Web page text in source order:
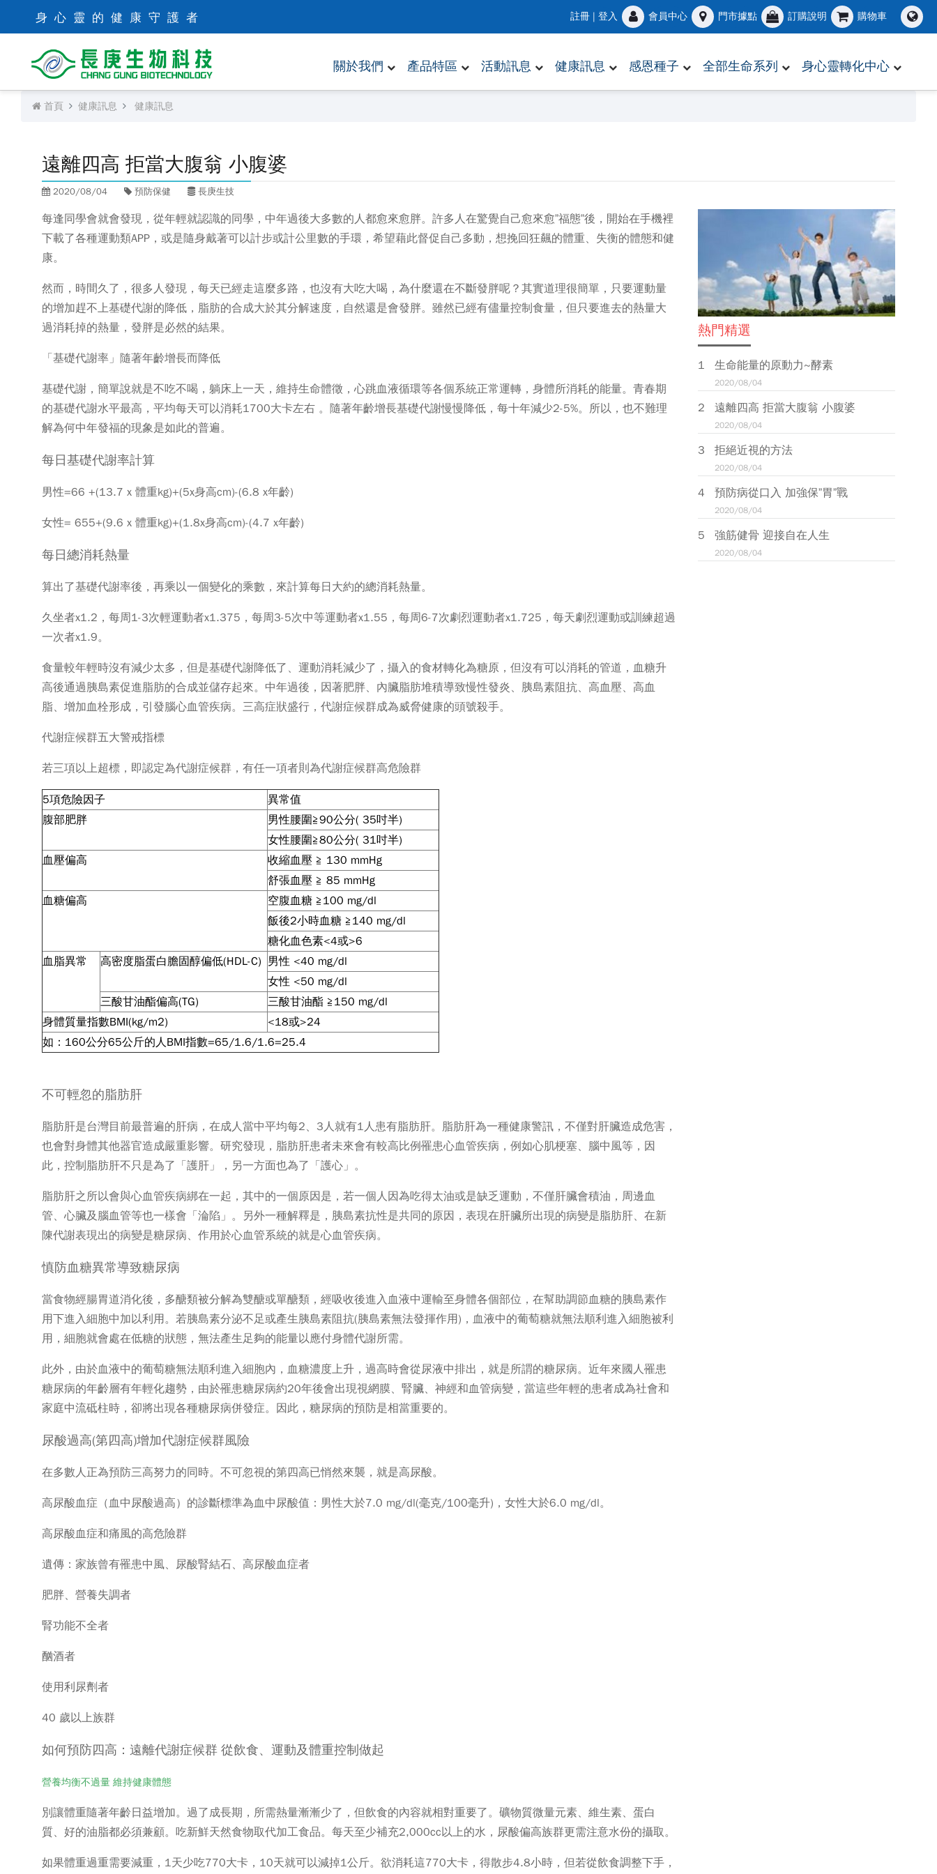
身心靈的健康守護者 註冊 | 登入 會員中心 門市據點 訂購說明 購物車
關於我們 產品特區 活動訊息 健康訊息 感恩種子 全部生命系列 身心靈轉化中心
首頁 健康訊息 健康訊息
遠離四高 拒當大腹翁 小腹婆
2020/08/04 預防保健 長庚生技
每逢同學會就會發現，從年輕就認識的同學，中年過後大多數的人都愈來愈胖。許多人在驚覺自己愈來愈”福態”後，開始在手機裡
下載了各種運動類APP，或是隨身戴著可以計步或計公里數的手環，希望藉此督促自己多動，想挽回狂飆的體重、失衡的體態和健
康。
然而，時間久了，很多人發現，每天已經走這麼多路，也沒有大吃大喝，為什麼還在不斷發胖呢？其實道理很簡單，只要運動量
的增加趕不上基礎代謝的降低，脂肪的合成大於其分解速度，自然還是會發胖。雖然已經有儘量控制食量，但只要進去的熱量大
過消耗掉的熱量，發胖是必然的結果。
「基礎代謝率」隨著年齡增長而降低
基礎代謝，簡單說就是不吃不喝，躺床上一天，維持生命體徵，心跳血液循環等各個系統正常運轉，身體所消耗的能量。青春期
的基礎代謝水平最高，平均每天可以消耗1700大卡左右 。隨著年齡增長基礎代謝慢慢降低，每十年減少2-5%。所以，也不難理
解為何中年發福的現象是如此的普遍。
每日基礎代謝率計算
男性=66 +(13.7 x 體重kg)+(5x身高cm)-(6.8 x年齡)
女性= 655+(9.6 x 體重kg)+(1.8x身高cm)-(4.7 x年齡)
每日總消耗熱量
算出了基礎代謝率後，再乘以一個變化的乘數，來計算每日大約的總消耗熱量。
久坐者x1.2，每周1-3次輕運動者x1.375，每周3-5次中等運動者x1.55，每周6-7次劇烈運動者x1.725，每天劇烈運動或訓練超過
一次者x1.9。
食量較年輕時沒有減少太多，但是基礎代謝降低了、運動消耗減少了，攝入的食材轉化為糖原，但沒有可以消耗的管道，血糖升
高後通過胰島素促進脂肪的合成並儲存起來。中年過後，因著肥胖、內臟脂肪堆積導致慢性發炎、胰島素阻抗、高血壓、高血
脂、增加血栓形成，引發腦心血管疾病。三高症狀盛行，代謝症候群成為威脅健康的頭號殺手。
代謝症候群五大警戒指標
若三項以上超標，即認定為代謝症候群，有任一項者則為代謝症候群高危險群
5項危險因子
異常值
腹部肥胖
男性腰圍≧90公分( 35吋半)
女性腰圍≧80公分( 31吋半)
血壓偏高
收縮血壓 ≧ 130 mmHg
舒張血壓 ≧ 85 mmHg
血糖偏高
空腹血糖 ≧100 mg/dl
飯後2小時血糖 ≧140 mg/dl
糖化血色素<4或>6
血脂異常
高密度脂蛋白膽固醇偏低(HDL-C) 男性 <40 mg/dl
女性 <50 mg/dl
三酸甘油酯偏高(TG)
三酸甘油酯 ≧150 mg/dl
身體質量指數BMI(kg/m2)
<18或>24
如：160公分65公斤的人BMI指數=65/1.6/1.6=25.4
不可輕忽的脂肪肝
脂肪肝是台灣目前最普遍的肝病，在成人當中平均每2、3人就有1人患有脂肪肝。脂肪肝為一種健康警訊，不僅對肝臟造成危害，
也會對身體其他器官造成嚴重影響。研究發現，脂肪肝患者未來會有較高比例罹患心血管疾病，例如心肌梗塞、腦中風等，因
此，控制脂肪肝不只是為了「護肝」，另一方面也為了「護心」。
脂肪肝之所以會與心血管疾病綁在一起，其中的一個原因是，若一個人因為吃得太油或是缺乏運動，不僅肝臟會積油，周邊血
管、心臟及腦血管等也一樣會「淪陷」。另外一種解釋是，胰島素抗性是共同的原因，表現在肝臟所出現的病變是脂肪肝、在新
陳代謝表現出的病變是糖尿病、作用於心血管系統的就是心血管疾病。
慎防血糖異常導致糖尿病
當食物經腸胃道消化後，多醣類被分解為雙醣或單醣類，經吸收後進入血液中運輸至身體各個部位，在幫助調節血糖的胰島素作
用下進入細胞中加以利用。若胰島素分泌不足或產生胰島素阻抗(胰島素無法發揮作用)，血液中的葡萄糖就無法順利進入細胞被利
用，細胞就會處在低糖的狀態，無法產生足夠的能量以應付身體代謝所需。
此外，由於血液中的葡萄糖無法順利進入細胞內，血糖濃度上升，過高時會從尿液中排出，就是所謂的糖尿病。近年來國人罹患
糖尿病的年齡層有年輕化趨勢，由於罹患糖尿病約20年後會出現視網膜、腎臟、神經和血管病變，當這些年輕的患者成為社會和
家庭中流砥柱時，卻將出現各種糖尿病併發症。因此，糖尿病的預防是相當重要的。
尿酸過高(第四高)增加代謝症候群風險
在多數人正為預防三高努力的同時。不可忽視的第四高已悄然來襲，就是高尿酸。
高尿酸血症（血中尿酸過高）的診斷標準為血中尿酸值： 男性大於7.0 mg/dl(毫克/100毫升) ， 女性大於6.0 mg/dl。
高尿酸血症和痛風的高危險群
遺傳：家族曾有罹患中風、尿酸腎結石、高尿酸血症者
肥胖、營養失調者
腎功能不全者
酗酒者
使用利尿劑者
40 歲以上族群
如何預防四高：遠離代謝症候群 從飲食、運動及體重控制做起
營養均衡不過量 維持健康體態
別讓體重隨著年齡日益增加。過了成長期，所需熱量漸漸少了，但飲食的內容就相對重要了。礦物質微量元素、維生素、蛋白
質、好的油脂都必須兼顧。吃新鮮天然食物取代加工食品。每天至少補充2,000cc以上的水，尿酸偏高族群更需注意水份的攝取。
如果體重過重需要減重，1天少吃770大卡，10天就可以減掉1公斤。欲消耗這770大卡，得散步4.8小時，但若從飲食調整下手，
熱門精選
生命能量的原動力~酵素
2020/08/04
遠離四高 拒當大腹翁 小腹婆
2020/08/04
拒絕近視的方法
2020/08/04
預防病從口入 加強保”胃”戰
2020/08/04
強筋健骨 迎接自在人生
2020/08/04